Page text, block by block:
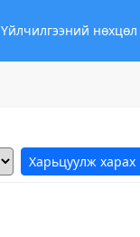
Үйлчилгээний нөхцөл